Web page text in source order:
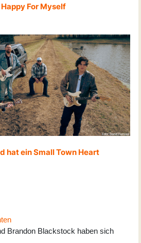
For Myself
hat ein Small Town Heart
Brandon Blackstock haben sich